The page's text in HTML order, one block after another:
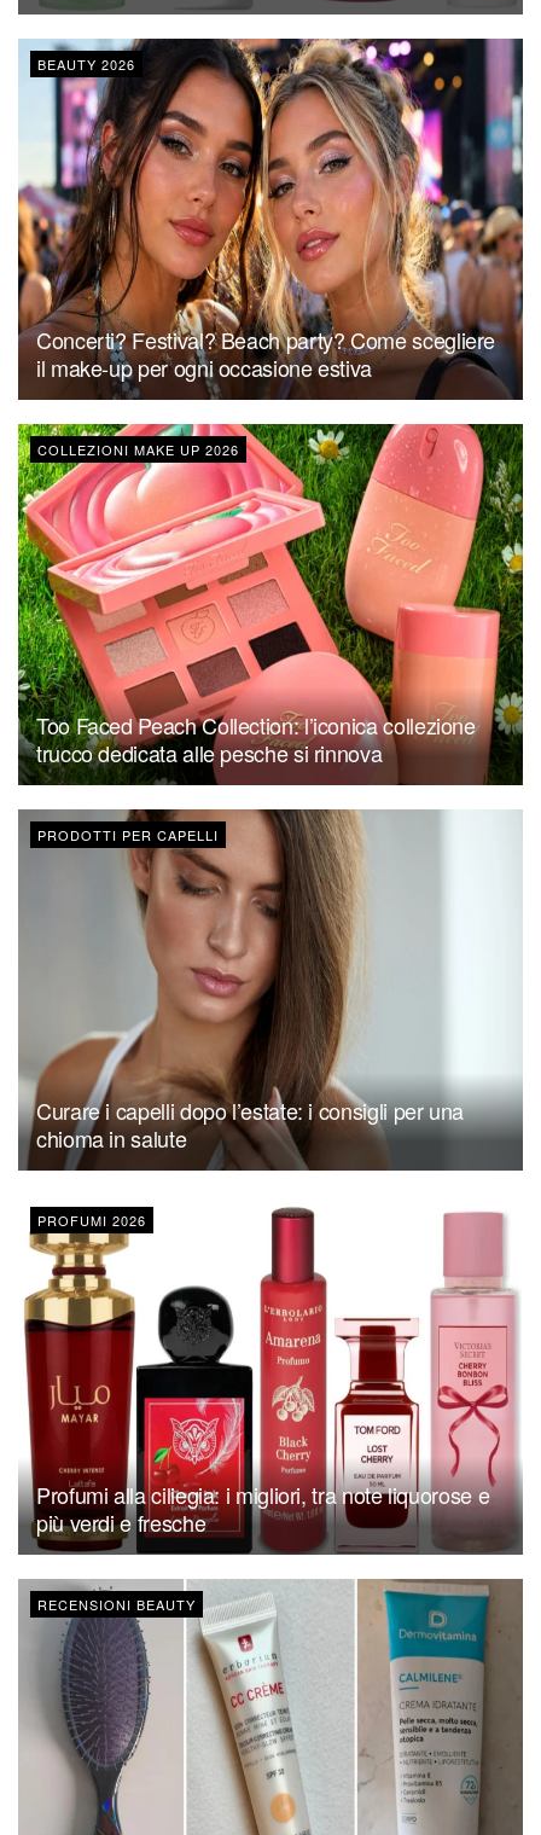
BEAUTY 2026
Concerti? Festival? Beach party? Come scegliere
il make-up per ogni occasione estiva
COLLEZIONI MAKE UP 2026
Too Faced Peach Collection: l’iconica collezione
trucco dedicata alle pesche si rinnova
PRODOTTI PER CAPELLI
Curare i capelli dopo l’estate: i consigli per una
chioma in salute
PROFUMI 2026
Profumi alla ciliegia: i migliori, tra note liquorose e
più verdi e fresche
RECENSIONI BEAUTY